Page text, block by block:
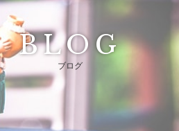
BLOG
ブログ